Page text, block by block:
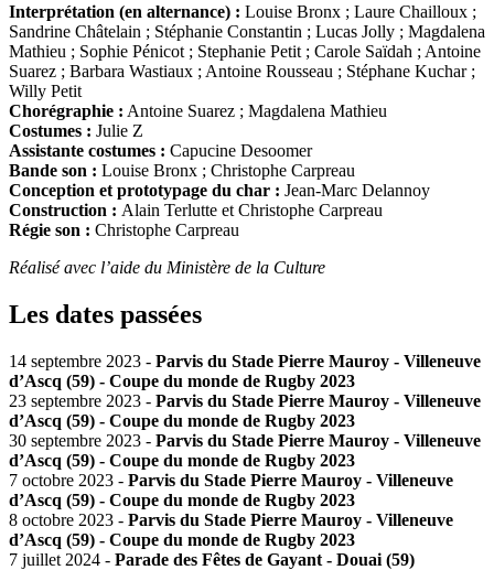
Interprétation (en alternance) : Louise Bronx ; Laure Chailloux ;
Sandrine Châtelain ; Stéphanie Constantin ; Lucas Jolly ; Magdalena
Mathieu ; Sophie Pénicot ; Stephanie Petit ; Carole Saïdah ; Antoine
Suarez ; Barbara Wastiaux ; Antoine Rousseau ; Stéphane Kuchar ;
Willy Petit
Chorégraphie : Antoine Suarez ; Magdalena Mathieu
Costumes : Julie Z
Assistante costumes : Capucine Desoomer
Bande son : Louise Bronx ; Christophe Carpreau
Conception et prototypage du char : Jean-Marc Delannoy
Construction : Alain Terlutte et Christophe Carpreau
Régie son : Christophe Carpreau
Réalisé avec l’aide du Ministère de la Culture
Les dates passées
14 septembre 2023 - Parvis du Stade Pierre Mauroy - Villeneuve
d’Ascq (59) - Coupe du monde de Rugby 2023
23 septembre 2023 - Parvis du Stade Pierre Mauroy - Villeneuve
d’Ascq (59) - Coupe du monde de Rugby 2023
30 septembre 2023 - Parvis du Stade Pierre Mauroy - Villeneuve
d’Ascq (59) - Coupe du monde de Rugby 2023
7 octobre 2023 - Parvis du Stade Pierre Mauroy - Villeneuve
d’Ascq (59) - Coupe du monde de Rugby 2023
8 octobre 2023 - Parvis du Stade Pierre Mauroy - Villeneuve
d’Ascq (59) - Coupe du monde de Rugby 2023
7 juillet 2024 - Parade des Fêtes de Gayant - Douai (59)